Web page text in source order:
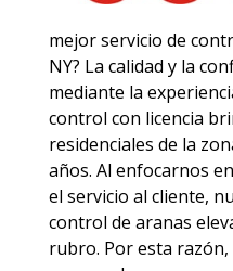
mejor servicio de
NY? La calidad y la
mediante la
control con licencia
residenciales de la
años. Al enfocarnos
el servicio al cliente,
control de aranas
rubro. Por esta